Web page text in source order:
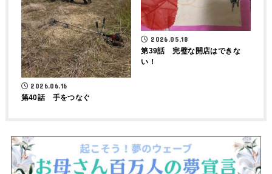
2026.06.16
第40話 手をつなぐ
2026.05.18
第39話 完璧な開店はできな
い！